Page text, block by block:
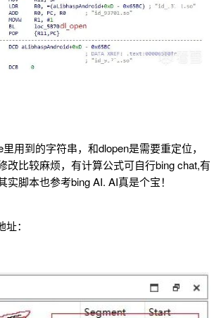
用到的字符串，和dlopen是需要重定位，
改比较麻烦，有计算公式可自行bing chat,有
实脚本也参考bing AI. AI真是个宝！
：